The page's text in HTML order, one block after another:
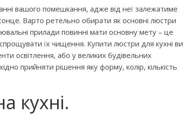
вашого помешкання, адже від неї залежатиме
Варто ретельно обирати як основні люстри
прилади повинні мати основну мету – це
їх чищення. Купити люстри для кухні ви
освітлення, або у великих будівельних
прийняти рішення яку форму, колір, кількість
кухні.